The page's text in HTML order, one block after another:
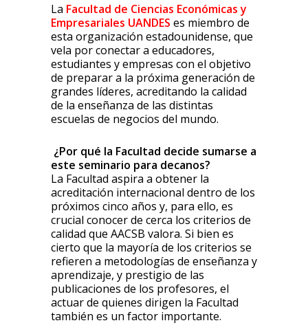
La Facultad de Ciencias Económicas y
Empresariales UANDES es miembro de
esta organización estadounidense, que
vela por conectar a educadores,
estudiantes y empresas con el objetivo
de preparar a la próxima generación de
grandes líderes, acreditando la calidad
de la enseñanza de las distintas
escuelas de negocios del mundo.
¿Por qué la Facultad decide sumarse a
este seminario para decanos?
La Facultad aspira a obtener la
acreditación internacional dentro de los
próximos cinco años y, para ello, es
crucial conocer de cerca los criterios de
calidad que AACSB valora. Si bien es
cierto que la mayoría de los criterios se
refieren a metodologías de enseñanza y
aprendizaje, y prestigio de las
publicaciones de los profesores, el
actuar de quienes dirigen la Facultad
también es un factor importante.